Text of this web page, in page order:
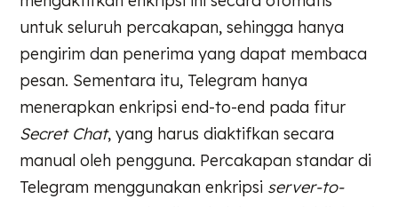
untuk seluruh percakapan, sehingga hanya
pengirim dan penerima yang dapat membaca
pesan. Sementara itu, Telegram hanya
menerapkan enkripsi end-to-end pada fitur
Secret Chat, yang harus diaktifkan secara
manual oleh pengguna. Percakapan standar di
Telegram menggunakan enkripsi server-to-